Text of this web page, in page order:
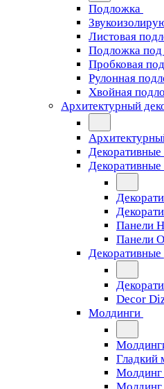
Подложка
Листовая
Подложка под
Пробковая
Рулонная
Хвойная
Архитектурный
Декоративные
Декоративные
Панели
Панели
Декоративные
Decor
Молдинги
Гладкий
Молдинг